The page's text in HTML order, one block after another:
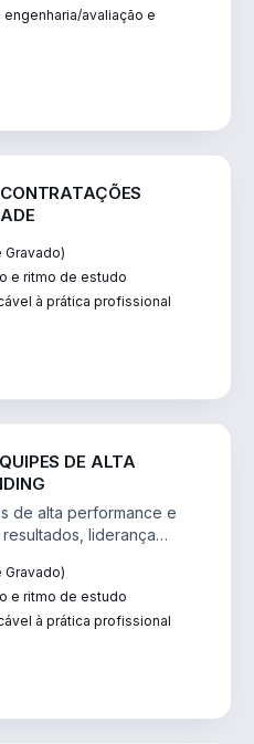
avaliação e
Gravado)
e ritmo de estudo
à prática profissional
DE ALTA
de alta performance e
liderança
Gravado)
e ritmo de estudo
à prática profissional